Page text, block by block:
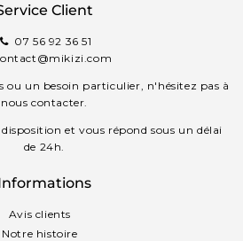
Client
07 56 92 36 51
ou un besoin particulier, n'hésitez pas à
nous contacter.
et vous répond sous un délai
de 24h.
Avis clients
Notre histoire